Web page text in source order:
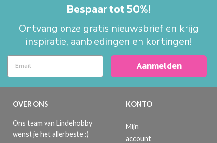
Bespaar tot 50%!
Ontvang onze gratis nieuwsbrief en krijg
inspiratie, aanbiedingen en kortingen!
Aanmelden
OVER ONS
Ons team van Lindehobby
wenst je het allerbeste :)
KONTO
Mijn
account